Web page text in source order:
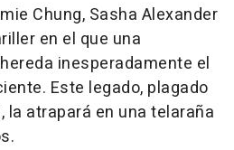
Chung, Sasha Alexander
en el que una
inesperadamente el
Este legado, plagado
atrapará en una telaraña